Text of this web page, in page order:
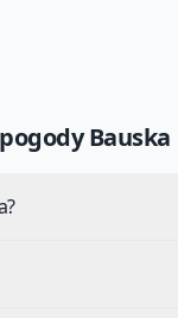
Bauska